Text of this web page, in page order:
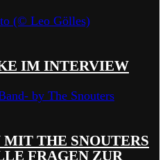
IM INTERVIEW
THE SNOUTERS
FRAGEN ZUR